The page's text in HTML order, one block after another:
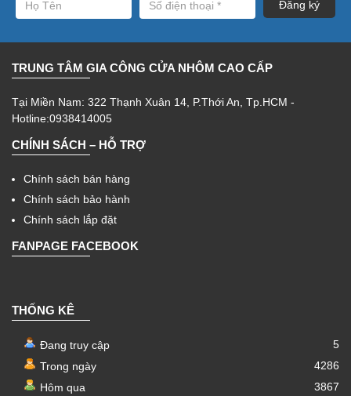
TRUNG TÂM GIA CÔNG CỬA NHÔM CAO CẤP
Tại Miền Nam: 322 Thạnh Xuân 14, P.Thới An, Tp.HCM -
Hotline:0938414005
CHÍNH SÁCH – HỖ TRỢ
Chính sách bán hàng
Chính sách bảo hành
Chính sách lắp đặt
FANPAGE FACEBOOK
THỐNG KÊ
Đang truy cập
5
Trong ngày
4286
Hôm qua
3867